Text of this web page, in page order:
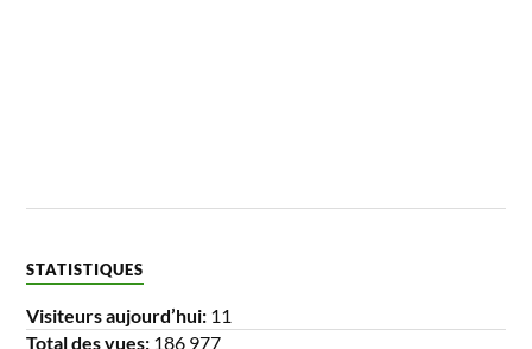
STATISTIQUES
Visiteurs aujourd’hui: 11
Total des vues: 186 977